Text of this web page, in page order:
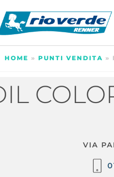
HOME » PUNTI VENDITA »
VIA